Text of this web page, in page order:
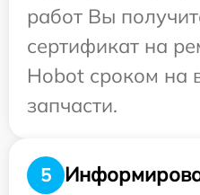
работ Вы
сертификат на
Hobot сроком на
запчасти.
5